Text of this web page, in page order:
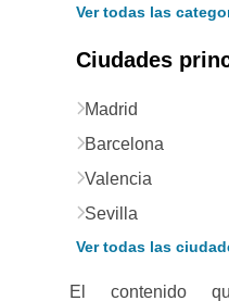
Ver todas las
Ciudades
Madrid
Barcelona
Valencia
Sevilla
Ver todas las
El contenido